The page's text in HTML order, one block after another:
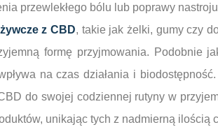
przewlekłego bólu lub poprawy
z CBD, takie jak żelki, gumy czy
formę przyjmowania. Podobnie
na czas działania i
do swojej codziennej rutyny w
unikając tych z nadmierną ilością